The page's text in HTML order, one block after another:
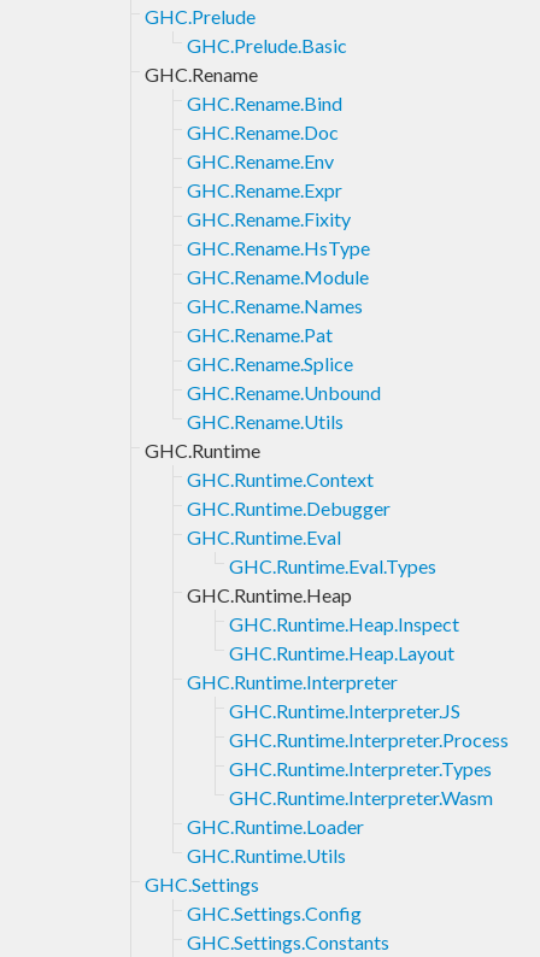
GHC.Prelude
GHC.Prelude.Basic
GHC.Rename
GHC.Rename.Bind
GHC.Rename.Doc
GHC.Rename.Env
GHC.Rename.Expr
GHC.Rename.Fixity
GHC.Rename.HsType
GHC.Rename.Module
GHC.Rename.Names
GHC.Rename.Pat
GHC.Rename.Splice
GHC.Rename.Unbound
GHC.Rename.Utils
GHC.Runtime
GHC.Runtime.Context
GHC.Runtime.Debugger
GHC.Runtime.Eval
GHC.Runtime.Eval.Types
GHC.Runtime.Heap
GHC.Runtime.Heap.Inspect
GHC.Runtime.Heap.Layout
GHC.Runtime.Interpreter
GHC.Runtime.Interpreter.JS
GHC.Runtime.Interpreter.Process
GHC.Runtime.Interpreter.Types
GHC.Runtime.Interpreter.Wasm
GHC.Runtime.Loader
GHC.Runtime.Utils
GHC.Settings
GHC.Settings.Config
GHC.Settings.Constants